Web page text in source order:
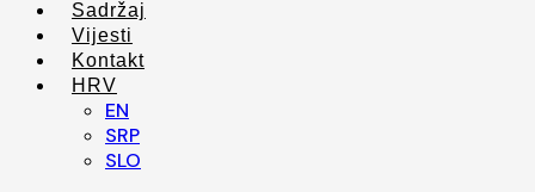
Sadržaj
Vijesti
Kontakt
HRV
EN
SRP
SLO